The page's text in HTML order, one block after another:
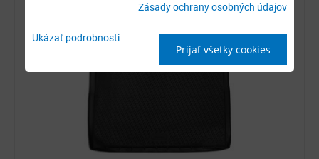
Zásady ochrany osobných údajov
Ukázať podrobnosti
Prijať všetky cookies